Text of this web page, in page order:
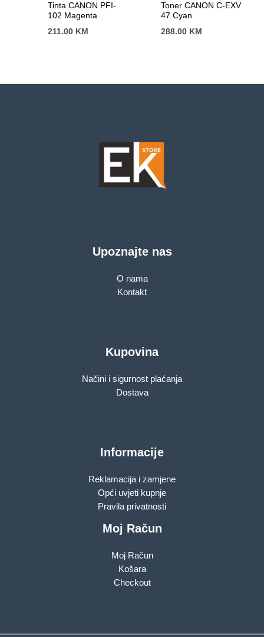
Tinta CANON PFI-
102 Magenta
211.00 KM
Toner CANON C-EXV
47 Cyan
288.00 KM
Upoznajte nas
O nama
Kontakt
Kupovina
Načini i sigurnost plaćanja
Dostava
Informacije
Reklamacija i zamjene
Opći uvjeti kupnje
Pravila privatnosti
Moj Račun
Moj Račun
Košara
Checkout